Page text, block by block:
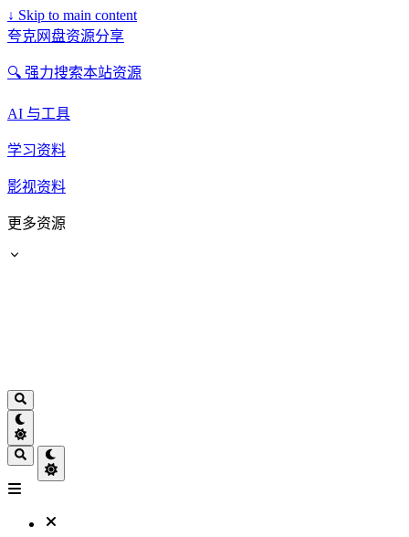
↓ Skip to main content
夸克网盘资源分享
🔍 强力搜索本站资源
AI 与工具
学习资料
影视资料
更多资源